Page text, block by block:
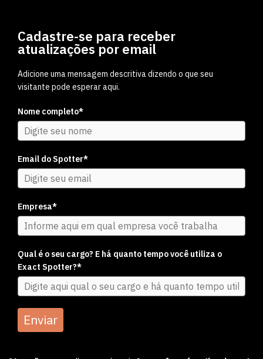
Cadastre-se para receber
atualizações por email
Adicione uma mensagem descritiva dizendo o que seu
visitante pode esperar aqui.
Nome completo*
Email do Spotter*
Empresa*
Qual é o seu cargo? E há quanto tempo você utiliza o
Exact Spotter?*
Enviar